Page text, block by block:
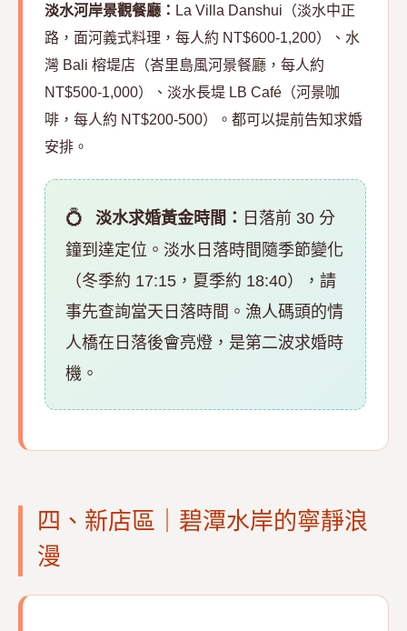
淡水河岸景觀餐廳： La Villa Danshui（淡水中正
路，面河義式料理，每人約 NT$600-1,200）、水
灣 Bali 榕堤店（峇里島風河景餐廳，每人約
NT$500-1,000）、淡水長堤 LB Café（河景咖
啡，每人約 NT$200-500）。都可以提前告知求婚
安排。
淡水求婚黃金時間： 日落前 30 分
鐘到達定位。淡水日落時間隨季節變化
（冬季約 17:15，夏季約 18:40），請
事先查詢當天日落時間。漁人碼頭的情
人橋在日落後會亮燈，是第二波求婚時
機。
四、新店區｜碧潭水岸的寧靜浪
漫